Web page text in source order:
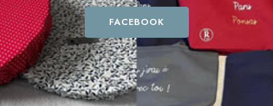
FACEBOOK